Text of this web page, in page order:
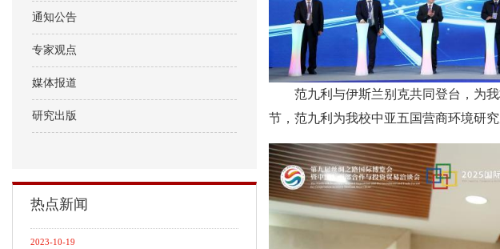
通知公告
专家观点
媒体报道
研究出版
热点新闻
2023-10-19
范九利与伊斯兰别克共同登台，为
节，范九利为我校中亚五国营商环境研